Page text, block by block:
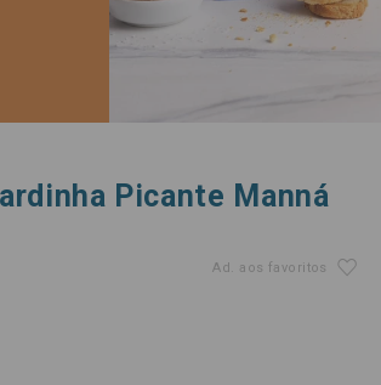
Picante Manná
Ad. aos favoritos